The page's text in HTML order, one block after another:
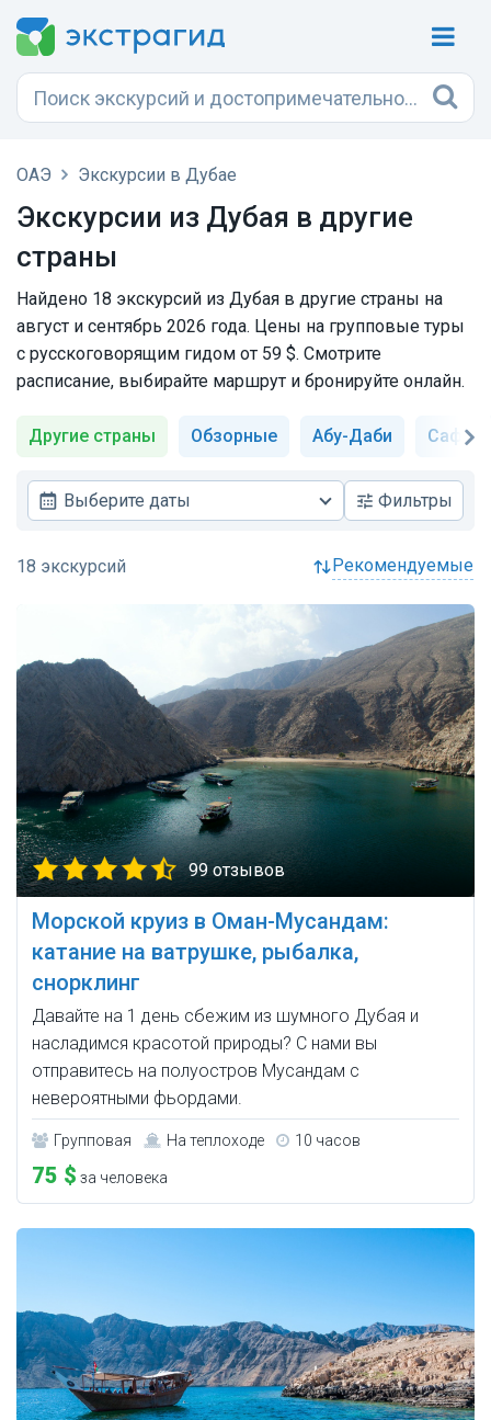
ОАЭ Экскурсии в Дубае
Экскурсии из Дубая в другие
страны
Найдено 18 экскурсий из Дубая в другие страны на
август и сентябрь 2026 года. Цены на групповые туры
с русскоговорящим гидом от 59 $. Смотрите
расписание, выбирайте маршрут и бронируйте онлайн.
Другие страны Обзорные Абу-Даби
Выберите даты Фильтры
рекомендуемые
99 отзывов
Морской круиз в Оман-Мусандам:
катание на ватрушке, рыбалка,
снорклинг
Давайте на 1 день сбежим из шумного Дубая и
насладимся красотой природы? С нами вы
отправитесь на полуостров Мусандам с
невероятными фьордами.
Групповая На теплоходе 10 часов
75 $ за человека